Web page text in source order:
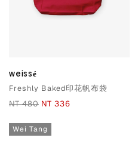
weissé
Freshly Baked印花帆布袋
NT 480 NT 336
Wei Tang